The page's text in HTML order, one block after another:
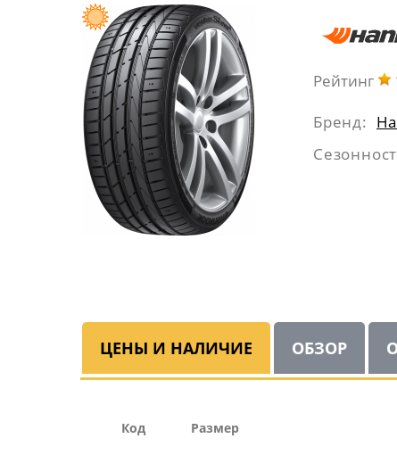
Рейтинг
Бренд:
ЦЕНЫ И НАЛИЧИЕ ОБЗОР
Код Размер